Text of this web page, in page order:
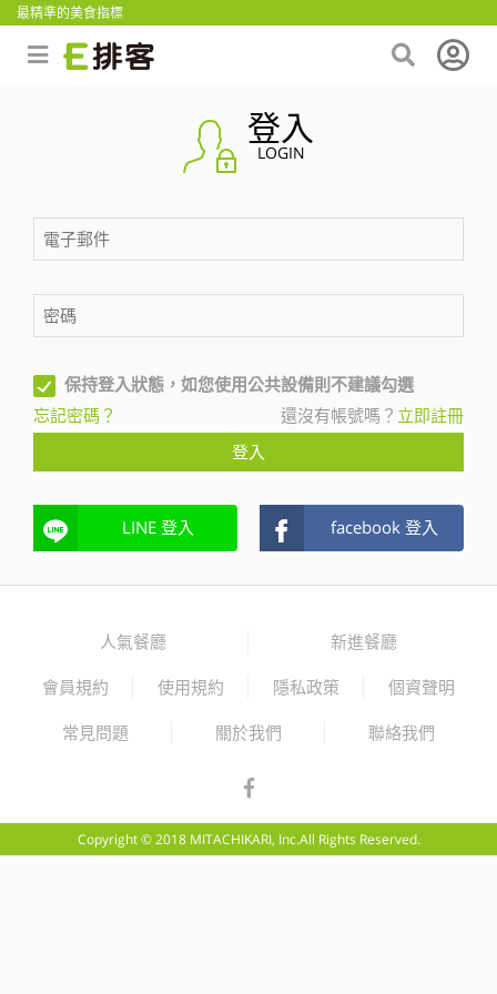
最精準的美食指標
登入
LOGIN
保持登入狀態，如您使用公共設備則不建議勾選
忘記密碼？
還沒有帳號嗎？ 立即註冊
登入
LINE 登入 facebook 登入
人氣餐廳 新進餐廳
會員規約 使用規約 隱私政策 個資聲明
常見問題 關於我們 聯絡我們
Copyright © 2018 MITACHIKARI, Inc.All Rights Reserved.